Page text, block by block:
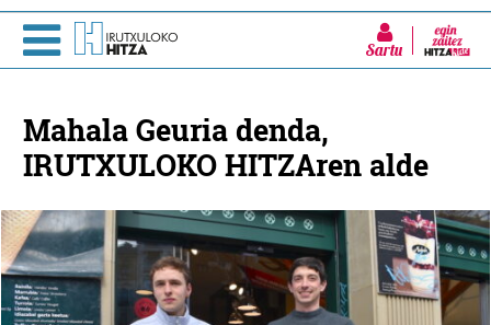
Sartu
Mahala Geuria denda,
IRUTXULOKO HITZAren alde